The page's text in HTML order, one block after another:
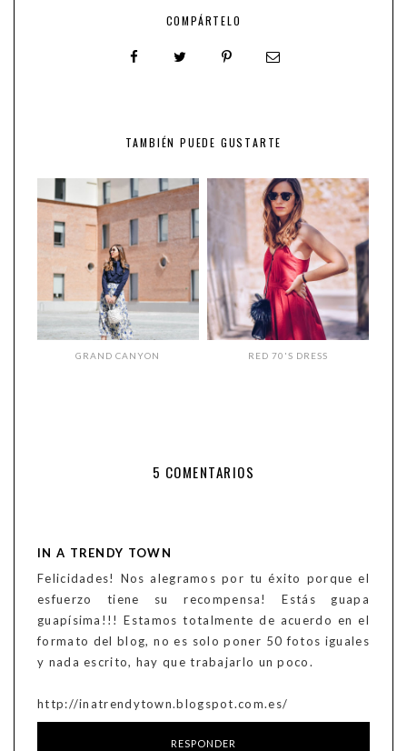
COMPÁRTELO
TAMBIÉN PUEDE GUSTARTE
GRAND CANYON RED 70'S DRESS
5 COMENTARIOS
IN A TRENDY TOWN
Felicidades! Nos alegramos por tu éxito porque el
esfuerzo tiene su recompensa! Estás guapa
guapísima!!! Estamos totalmente de acuerdo en el
formato del blog, no es solo poner 50 fotos iguales
y nada escrito, hay que trabajarlo un poco.
http://inatrendytown.blogspot.com.es/
RESPONDER